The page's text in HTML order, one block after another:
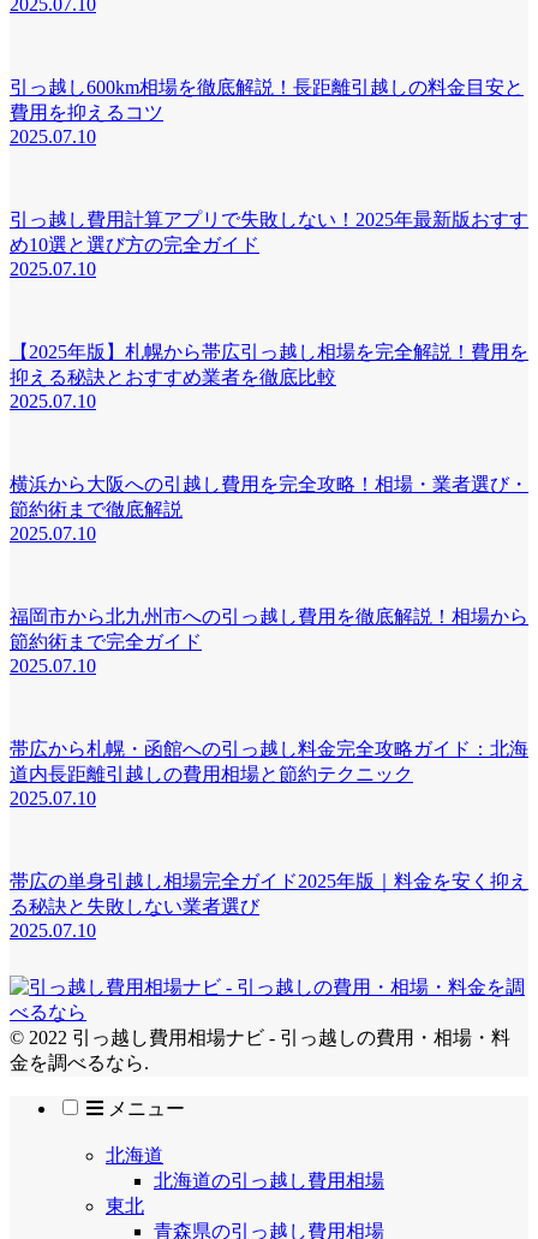
引っ越し600km相場を徹底解説！長距離引越しの料金目安と
費用を抑えるコツ
2025.07.10
引っ越し費用計算アプリで失敗しない！2025年最新版おすす
め10選と選び方の完全ガイド
2025.07.10
【2025年版】札幌から帯広引っ越し相場を完全解説！費用を
抑える秘訣とおすすめ業者を徹底比較
2025.07.10
横浜から大阪への引越し費用を完全攻略！相場・業者選び・
節約術まで徹底解説
2025.07.10
福岡市から北九州市への引っ越し費用を徹底解説！相場から
節約術まで完全ガイド
2025.07.10
帯広から札幌・函館への引っ越し料金完全攻略ガイド：北海
道内長距離引越しの費用相場と節約テクニック
2025.07.10
帯広の単身引越し相場完全ガイド2025年版｜料金を安く抑え
る秘訣と失敗しない業者選び
2025.07.10
© 2022 引っ越し費用相場ナビ - 引っ越しの費用・相場・料
金を調べるなら.
メニュー
北海道
北海道の引っ越し費用相場
東北
青森県の引っ越し費用相場